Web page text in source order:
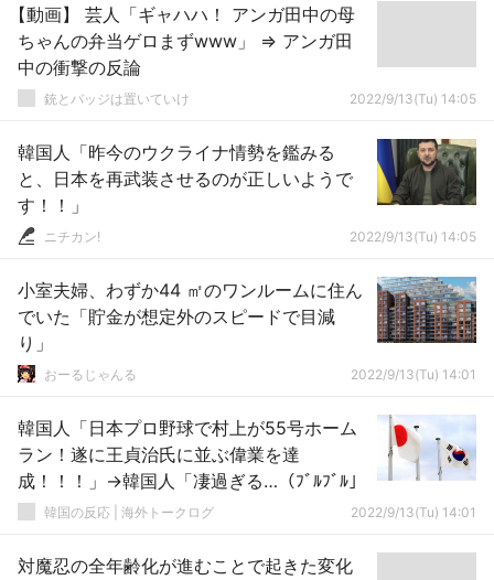
【動画】 芸人「ギャハハ！ アンガ田中の母
ちゃんの弁当ゲロまずwww」 ⇒ アンガ田
中の衝撃の反論
銃とバッジは置いていけ 2022/9/13(Tu) 14:05
韓国人「昨今のウクライナ情勢を鑑みる
と、日本を再武装させるのが正しいようで
す！！」
ニチカン! 2022/9/13(Tu) 14:05
小室夫婦、わずか44 ㎡のワンルームに住ん
でいた「貯金が想定外のスピードで目減
り」
おーるじゃんる 2022/9/13(Tu) 14:01
韓国人「日本プロ野球で村上が55号ホーム
ラン！遂に王貞治氏に並ぶ偉業を達
成！！！」→韓国人「凄過ぎる…（ﾌﾞﾙﾌﾞﾙ」
韓国の反応 | 海外トークログ 2022/9/13(Tu) 14:01
対魔忍の全年齢化が進むことで起きた変化